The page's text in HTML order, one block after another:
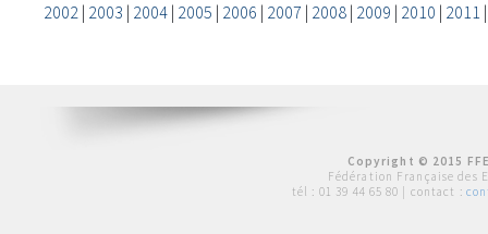
2002| 2003 | 2004| 2005 | 2006 | 2007 | 2008| 2009 | 2010 | 2011
Copyright © 2015
Fédération Française des
tél : 01 39 44 65 80 | contact :